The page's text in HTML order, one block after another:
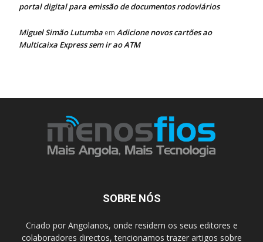
portal digital para emissão de documentos rodoviários
Miguel Simão Lutumba em Adicione novos cartões ao
Multicaixa Express sem ir ao ATM
SOBRE NÓS
Criado por Angolanos, onde residem os seus editores e
colaboradores directos, tencionamos trazer artigos sobre